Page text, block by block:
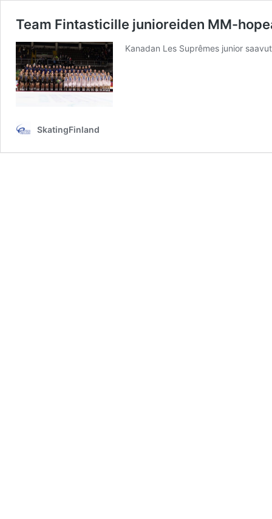
Team Fintasticille junioreiden MM-
Kanadan Les Suprêmes junior
SkatingFinland